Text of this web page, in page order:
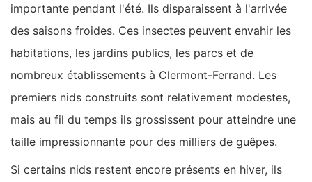
importante pendant l'été. Ils disparaissent à l'arrivée
des saisons froides. Ces insectes peuvent envahir les
habitations, les jardins publics, les parcs et de
nombreux établissements à Clermont-Ferrand. Les
premiers nids construits sont relativement modestes,
mais au fil du temps ils grossissent pour atteindre une
taille impressionnante pour des milliers de guêpes.
Si certains nids restent encore présents en hiver, ils